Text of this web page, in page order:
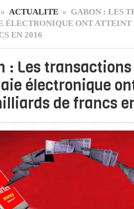
» ACTUALITE » GABON : LES
ÉLECTRONIQUE ONT
EN 2016
: Les
électronique
de francs